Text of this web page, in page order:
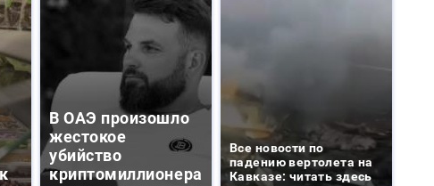
В ОАЭ произошло
жестокое
убийство
криптомиллионера
Все новости по
падению вертолета на
Кавказе: читать здесь